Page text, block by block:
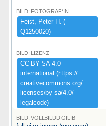
BILD: FOTOGRAF*IN
Feist,​ ​Peter ​H.​ ​(​
Q1250020)​
BILD: LIZENZ
CC ​BY ​SA ​4.​0 ​
international ​(​https:​/​/​
creativecommons.​org/​
licenses/​by-​sa/​4.​0/​
legalcode)​
BILD: VOLLBILDDIGILIB